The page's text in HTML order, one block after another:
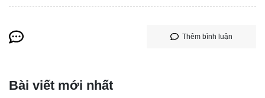
Thêm bình luận
Bài viết mới nhất